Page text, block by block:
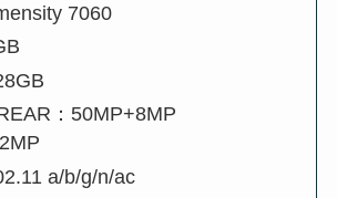
7060
：50MP+8MP
a/b/g/n/ac